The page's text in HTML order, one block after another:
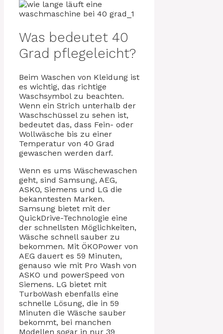
Was bedeutet 40
Grad pflegeleicht?
Beim Waschen von Kleidung ist
es wichtig, das richtige
Waschsymbol zu beachten.
Wenn ein Strich unterhalb der
Waschschüssel zu sehen ist,
bedeutet das, dass Fein- oder
Wollwäsche bis zu einer
Temperatur von 40 Grad
gewaschen werden darf.
Wenn es ums Wäschewaschen
geht, sind Samsung, AEG,
ASKO, Siemens und LG die
bekanntesten Marken.
Samsung bietet mit der
QuickDrive-Technologie eine
der schnellsten Möglichkeiten,
Wäsche schnell sauber zu
bekommen. Mit ÖKOPower von
AEG dauert es 59 Minuten,
genauso wie mit Pro Wash von
ASKO und powerSpeed von
Siemens. LG bietet mit
TurboWash ebenfalls eine
schnelle Lösung, die in 59
Minuten die Wäsche sauber
bekommt, bei manchen
Modellen sogar in nur 39